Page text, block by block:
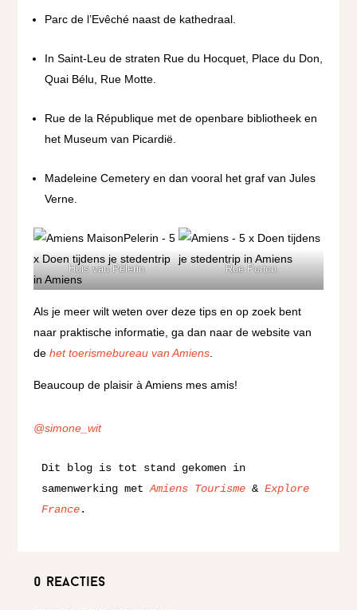
Parc de l’Evêché naast de kathedraal.
In Saint-Leu de straten Rue du Hocquet, Place du Don,
Quai Bélu, Rue Motte.
Rue de la République met de openbare bibliotheek en
het Museum van Picardië.
Madeleine Cemetery en dan vooral het graf van Jules
Verne.
Huis van Pèlerin Rue Porion
Als je meer wilt weten over deze tips en op zoek bent
naar praktische informatie, ga dan naar de website van
dehet toerismebureau van Amiens
Beaucoup de plaisir à Amiens mes amis!
@simone_wit
Dit blog is tot stand gekomen in
samenwerking met Amiens Tourisme & Explore
France.
0 reacties